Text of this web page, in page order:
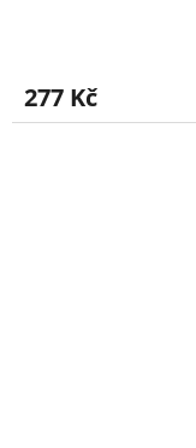
277 Kč